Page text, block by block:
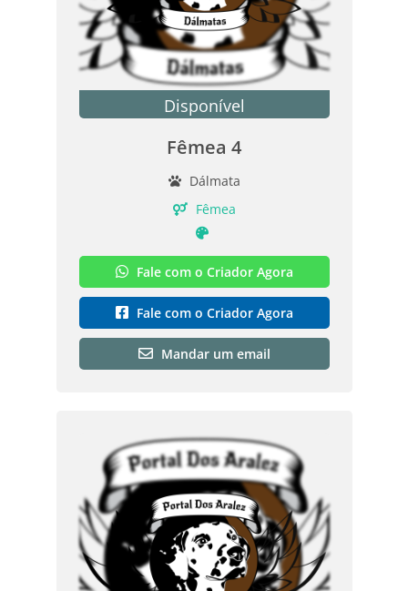
Disponível
Fêmea 4
Dálmata
Fêmea
Fale com o Criador Agora
Fale com o Criador Agora
Mandar um email